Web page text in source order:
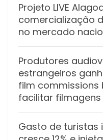
Projeto LIVE
comercialização
no mercado
Produtores
estrangeiros
film commissions
facilitar
Gasto de turistas